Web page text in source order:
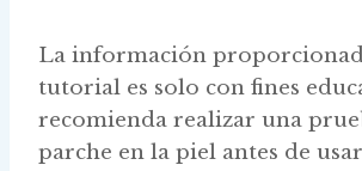
La información
tutorial es solo con fines
recomienda realizar una
parche en la piel antes de